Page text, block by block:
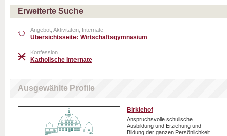
Erweiterte Suche
Angebot, Aktivitäten, Internate
Übersichtsseite: Wirtschaftsgymnasium
Konfession
Katholische Internate
Ausgewählte Profile
Birklehof
Anspruchsvolle schulische
Ausbildung und Erziehung und
Bildung der ganzen Persönlichkeit